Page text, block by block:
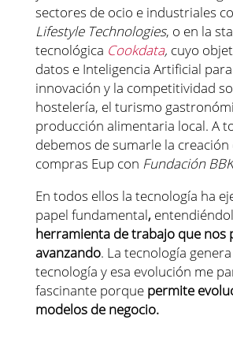
sectores de ocio e industriales
Lifestyle Technologies, o en la
tecnológica Cookdata, cuyo
datos e Inteligencia Artificial
innovación y la competitividad
hostelería, el turismo
producción alimentaria local. A
debemos de sumarle la
compras Eup con Fundación
En todos ellos la tecnología ha
papel fundamental,
herramienta de trabajo que nos
avanzando. La tecnología
tecnología y esa evolución me
fascinante porque permite
modelos de negocio.